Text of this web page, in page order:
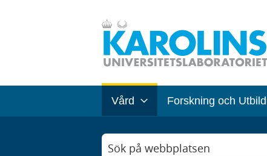
Vård Forskning och
Sök på webbplatsen